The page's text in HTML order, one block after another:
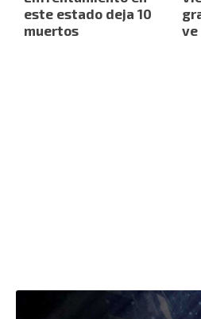
este estado deja 10
muertos
ve